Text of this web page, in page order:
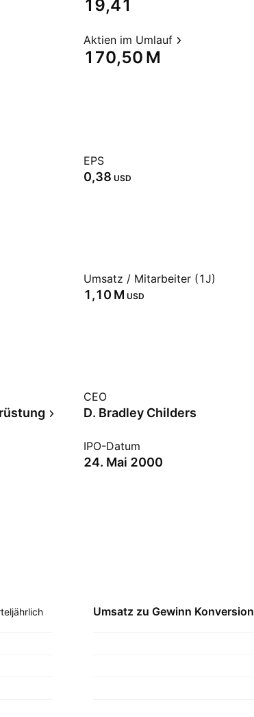
19,41
Aktien im Umlauf
‪170,50 M‬
EPS
0,38 USD
Umsatz / Mitarbeiter (1J)
‪1,10 M‬ USD
CEO
D. Bradley Childers
IPO-Datum
24. Mai 2000
Umsatz zu Gewinn Konversion